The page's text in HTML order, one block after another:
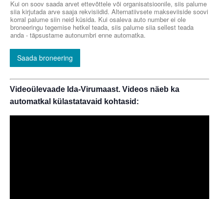
Kui on soov saada arvet ettevõttele või organisatsioonile, siis palume
siia kirjutada arve saaja rekvisiidid. Alternatiivsete makseviiside soovi
korral palume siin neid küsida. Kui osaleva auto number ei ole
broneeringu tegemise hetkel teada, siis palume siia sellest teada
anda - täpsustame autonumbri enne automatka.
Saada broneering
Videoülevaade Ida-Virumaast. Videos näeb ka
automatkal külastatavaid kohtasid: